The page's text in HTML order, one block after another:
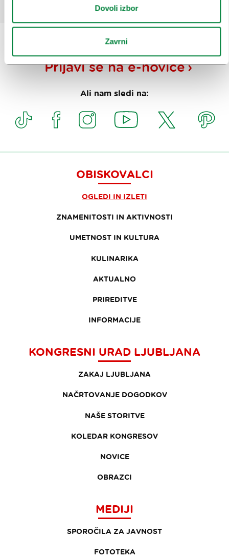
Dovoli izbor
Zavrni
Prijavi se nae-novice
Ali nam sledi na:
OBISKOVALCI
OGLEDI IN IZLETI
ZNAMENITOSTI IN AKTIVNOSTI
UMETNOST IN KULTURA
KULINARIKA
AKTUALNO
PRIREDITVE
INFORMACIJE
KONGRESNI URAD LJUBLJANA
ZAKAJ LJUBLJANA
NAČRTOVANJE DOGODKOV
NAŠE STORITVE
KOLEDAR KONGRESOV
NOVICE
OBRAZCI
MEDIJI
SPOROČILA ZA JAVNOST
FOTOTEKA